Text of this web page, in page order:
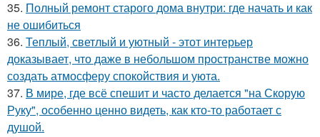
35. Полный ремонт старого дома внутри: где начать и как
не ошибиться
36. Теплый, светлый и уютный - этот интерьер
доказывает, что даже в небольшом пространстве можно
создать атмосферу спокойствия и уюта.
37. В мире, где всё спешит и часто делается "на Скорую
Руку", особенно ценно видеть, как кто-то работает с
душой.